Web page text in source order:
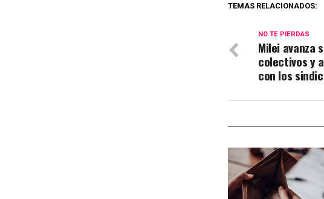
TEMAS RELACIONADOS:
NO TE PIERDAS
Milei avanza
colectivos y
con los